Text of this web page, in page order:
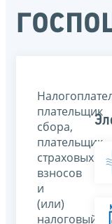
плательщик
сбора,
плательщик
страховых
взносов
и
(или)
налоговый